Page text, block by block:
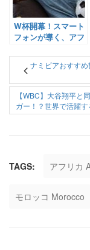
W杯開幕！スマート
フォンが導く、アフ
未来【Pick-Up! ア
フリカ Vol.61：
2022年12月8日配
信】
ナミビアおすす
【WBC】大谷翔平と
ガー！？世界で活躍
TAGS: アフリカ
モロッコ Morocco